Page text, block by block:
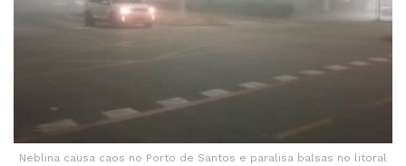
Neblina causa caos no Porto de Santos e paralisa balsas no litoral